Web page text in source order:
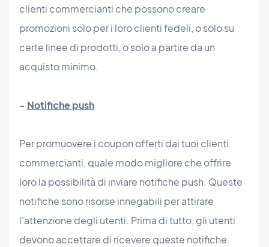
clienti commercianti che possono creare
promozioni solo per i loro clienti fedeli, o solo su
certe linee di prodotti, o solo a partire da un
acquisto minimo.
- Notifiche push
Per promuovere i coupon offerti dai tuoi clienti
commercianti, quale modo migliore che offrire
loro la possibilità di inviare notifiche push. Queste
notifiche sono risorse innegabili per attirare
l'attenzione degli utenti. Prima di tutto, gli utenti
devono accettare di ricevere queste notifiche.